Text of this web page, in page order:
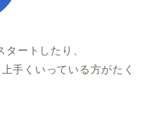
ートしたり、
手くいっている方がたく